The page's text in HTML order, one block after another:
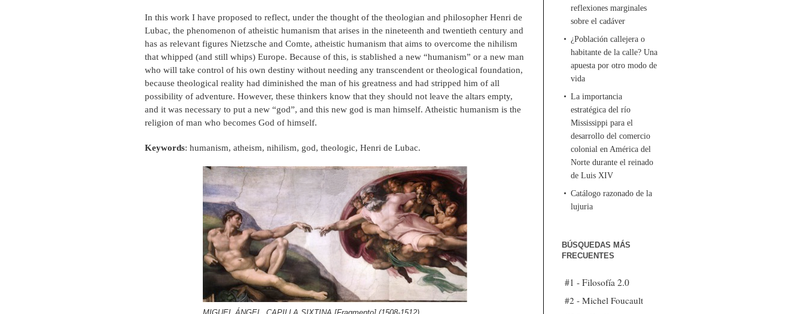
In this work I have proposed to reflect, under the thought of the theologian and philosopher Henri de
Lubac, the phenomenon of atheistic humanism that arises in the nineteenth and twentieth century and
has as relevant figures Nietzsche and Comte, atheistic humanism that aims to overcome the nihilism
that whipped (and still whips) Europe. Because of this, is stablished a new “humanism” or a new man
who will take control of his own destiny without needing any transcendent or theological foundation,
because theological reality had diminished the man of his greatness and had stripped him of all
possibility of adventure. However, these thinkers know that they should not leave the altars empty,
and it was necessary to put a new “god”, and this new god is man himself. Atheistic humanism is the
religion of man who becomes God of himself.
Keywords: humanism, atheism, nihilism, god, theologic, Henri de Lubac.
reflexiones marginales
sobre el cadáver
¿Población callejera o
habitante de la calle? Una
apuesta por otro modo de
vida
La importancia
estratégica del río
Mississippi para el
desarrollo del comercio
colonial en América del
Norte durante el reinado
de Luis XIV
Catálogo razonado de la
lujuria
BÚSQUEDAS MÁS
FRECUENTES
#1 - Filosofía 2.0
#2 - Michel Foucault